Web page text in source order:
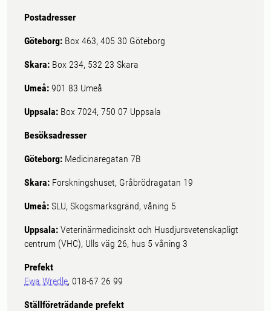
Postadresser
Göteborg: Box 463, 405 30 Göteborg
Skara: Box 234, 532 23 Skara
Umeå: 901 83 Umeå
Uppsala: Box 7024, 750 07 Uppsala
Besöksadresser
Göteborg: Medicinaregatan 7B
Skara: Forskningshuset, Gråbrödragatan 19
Umeå: SLU, Skogsmarksgränd, våning 5
Uppsala: Veterinärmedicinskt och Husdjursvetenskapligt
centrum (VHC), Ulls väg 26, hus 5 våning 3
Prefekt
Ewa Wredle, 018-67 26 99
Ställföreträdande prefekt